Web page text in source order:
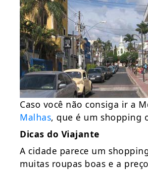
Caso você não consiga ir a
Malhas, que é um shopping
Dicas do Viajante
A cidade parece um
muitas roupas boas e a